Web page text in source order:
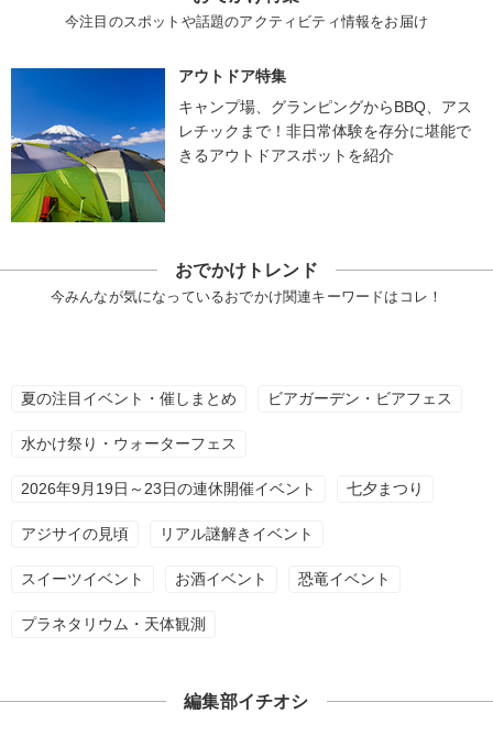
今注目のスポットや話題のアクティビティ情報をお届け
アウトドア特集
キャンプ場、グランピングからBBQ、アス
レチックまで！非日常体験を存分に堪能で
きるアウトドアスポットを紹介
おでかけトレンド
今みんなが気になっているおでかけ関連キーワードはコレ！
夏の注目イベント・催しまとめ ビアガーデン・ビアフェス
水かけ祭り・ウォーターフェス
2026年9月19日～23日の連休開催イベント 七夕まつり
アジサイの見頃 リアル謎解きイベント
スイーツイベント お酒イベント 恐竜イベント
プラネタリウム・天体観測
編集部イチオシ